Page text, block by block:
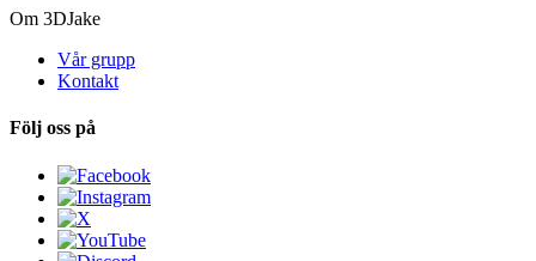
Om 3DJake
Vår grupp
Kontakt
Följ oss på